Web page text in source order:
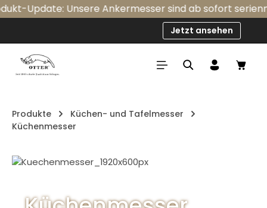
Zum Hauptinhalt springen
Update: Unsere Ankermesser sind ab sofort
Jetzt ansehen
Produkte
Küchen- und Tafelmesser
Küchenmesser
Bildergalerie überspringen